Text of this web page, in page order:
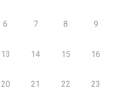
6 7 8 9
13 14 15 16
20 21 22 23